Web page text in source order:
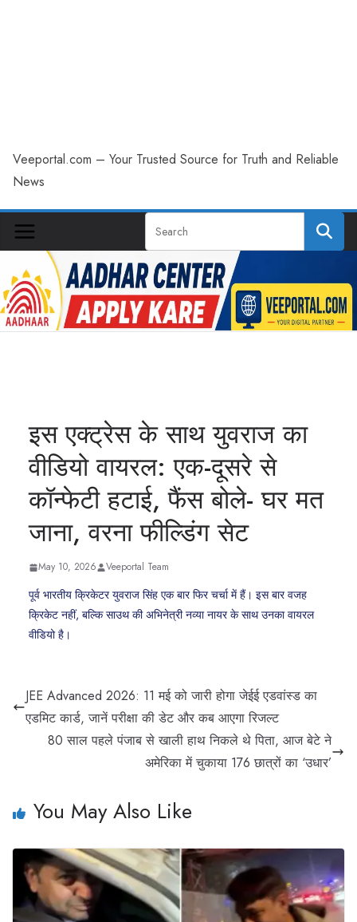
Veeportal.com – Your Trusted Source for Truth and Reliable
News
इस एक्ट्रेस के साथ युवराज का
वीडियो वायरल: एक-दूसरे से
कॉन्फेटी हटाई, फैंस बोले- घर मत
जाना, वरना फील्डिंग सेट
May 10, 2026 Veeportal Team
पूर्व भारतीय क्रिकेटर युवराज सिंह एक बार फिर चर्चा में हैं। इस बार वजह
क्रिकेट नहीं, बल्कि साउथ की अभिनेत्री नव्या नायर के साथ उनका वायरल
वीडियो है।
JEE Advanced 2026: 11 मई को जारी होगा जेईई एडवांस्ड का
एडमिट कार्ड, जानें परीक्षा की डेट और कब आएगा रिजल्ट
80 साल पहले पंजाब से खाली हाथ निकले थे पिता, आज बेटे ने
अमेरिका में चुकाया 176 छात्रों का ‘उधार’
You May Also Like